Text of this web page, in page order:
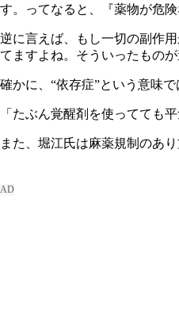
す。ってなると、『薬物が危
逆に言えば、もし一切の副作
てますよね。そういったもの
確かに、“依存症”という意味
「たぶん覚醒剤を使ってても
また、堀江氏は麻薬規制のあ